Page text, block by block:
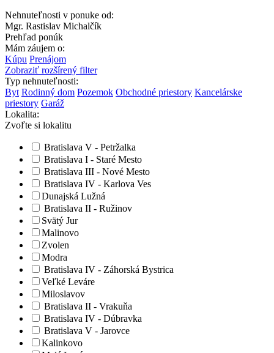
Nehnuteľnosti v ponuke od:
Mgr. Rastislav Michalčík
Prehľad ponúk
Mám záujem o:
Kúpu Prenájom
Zobraziť rozšírený filter
Typ nehnuteľnosti:
Byt Rodinný dom Pozemok Obchodné priestory Kancelárske
priestory Garáž
Lokalita:
Zvoľte si lokalitu
Bratislava V - Petržalka
Bratislava I - Staré Mesto
Bratislava III - Nové Mesto
Bratislava IV - Karlova Ves
Dunajská Lužná
Bratislava II - Ružinov
Svätý Jur
Malinovo
Zvolen
Modra
Bratislava IV - Záhorská Bystrica
Veľké Leváre
Miloslavov
Bratislava II - Vrakuňa
Bratislava IV - Dúbravka
Bratislava V - Jarovce
Kalinkovo